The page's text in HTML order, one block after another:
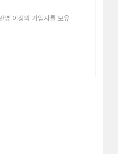
명 이상의 가입자를 보유